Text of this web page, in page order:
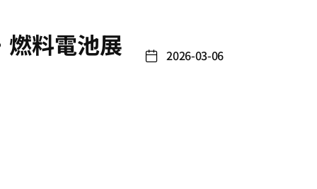
燃料電池展
2026-03-06